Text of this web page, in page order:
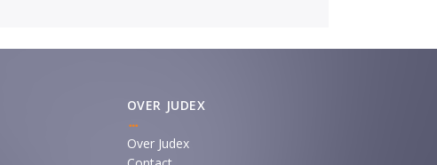
OVER JUDEX
Over Judex